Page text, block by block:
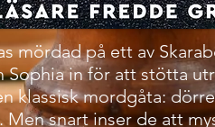
mördad på ett av
Sophia in för att stötta
klassisk mordgåta:
Men snart inser de att